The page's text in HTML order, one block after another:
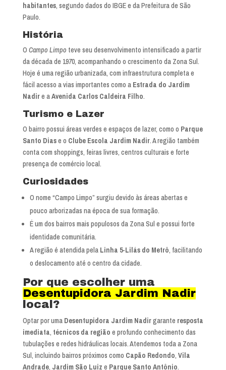
habitantes, segundo dados do IBGE e da Prefeitura de São
Paulo.
História
O Campo Limpo teve seu desenvolvimento intensificado a partir
da década de 1970, acompanhando o crescimento da Zona Sul.
Hoje é uma região urbanizada, com infraestrutura completa e
fácil acesso a vias importantes como a Estrada do Jardim
Nadire aAvenida Carlos Caldeira Filho.
Turismo e Lazer
O bairro possui áreas verdes e espaços de lazer, como o Parque
Santo Diase o Clube Escola Jardim Nadir. A região também
conta com shoppings, feiras livres, centros culturais e forte
presença de comércio local.
Curiosidades
O nome “Campo Limpo” surgiu devido às áreas abertas e
pouco arborizadas na época de sua formação.
É um dos bairros mais populosos da Zona Sul e possui forte
identidade comunitária.
A região é atendida pela Linha 5-Lilás do Metrô, facilitando
o deslocamento até o centro da cidade.
Por que escolher uma
Desentupidora Jardim Nadir
local?
Optar por uma Desentupidora Jardim Nadirgarante resposta
imediata, técnicos da região e profundo conhecimento das
tubulações e redes hidráulicas locais. Atendemos toda a Zona
Sul, incluindo bairros próximos como Capão Redondo, Vila
Andrade, Jardim São Luiz e Parque Santo Antônio.